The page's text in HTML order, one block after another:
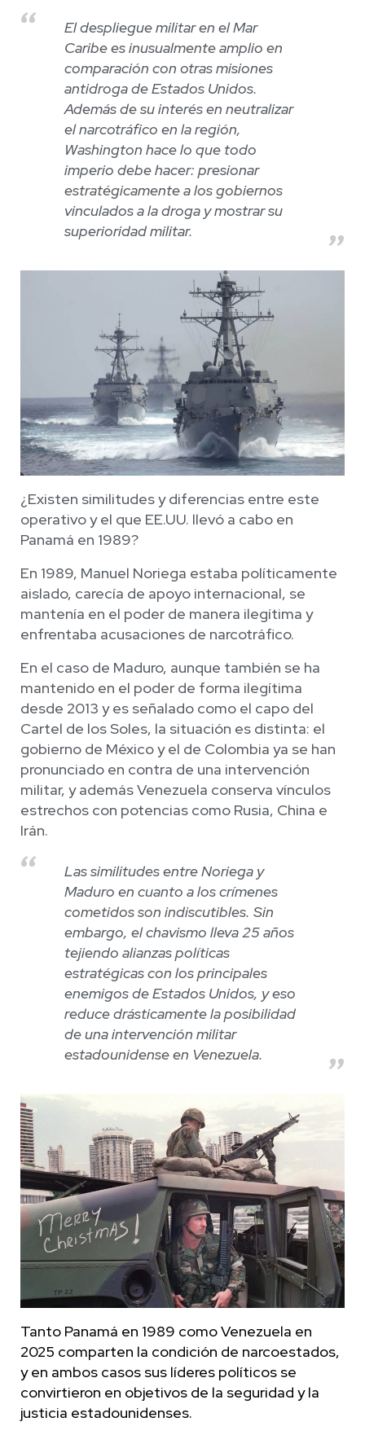
El despliegue militar en el Mar
Caribe es inusualmente amplio en
comparación con otras misiones
antidroga de Estados Unidos.
Además de su interés en neutralizar
el narcotráfico en la región,
Washington hace lo que todo
imperio debe hacer: presionar
estratégicamente a los gobiernos
vinculados a la droga y mostrar su
superioridad militar.
¿Existen similitudes y diferencias entre este
operativo y el que EE.UU. llevó a cabo en
Panamá en 1989?
En 1989, Manuel Noriega estaba políticamente
aislado, carecía de apoyo internacional, se
mantenía en el poder de manera ilegítima y
enfrentaba acusaciones de narcotráfico.
En el caso de Maduro, aunque también se ha
mantenido en el poder de forma ilegítima
desde 2013 y es señalado como el capo del
Cartel de los Soles, la situación es distinta: el
gobierno de México y el de Colombia ya se han
pronunciado en contra de una intervención
militar, y además Venezuela conserva vínculos
estrechos con potencias como Rusia, China e
Irán.
Las similitudes entre Noriega y
Maduro en cuanto a los crímenes
cometidos son indiscutibles. Sin
embargo, el chavismo lleva 25 años
tejiendo alianzas políticas
estratégicas con los principales
enemigos de Estados Unidos, y eso
reduce drásticamente la posibilidad
de una intervención militar
estadounidense en Venezuela.
Tanto Panamá en 1989 como Venezuela en
2025 comparten la condición de narcoestados,
y en ambos casos sus líderes políticos se
convirtieron en objetivos de la seguridad y la
justicia estadounidenses.